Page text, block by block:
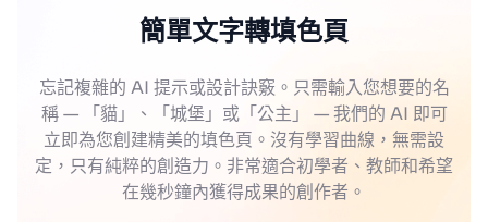
簡單文字轉填色頁
忘記複雜的 AI 提示或設計訣竅。只需輸入您想要的名
稱 — 「貓」、「城堡」或「公主」 — 我們的 AI 即可
立即為您創建精美的填色頁。沒有學習曲線，無需設
定，只有純粹的創造力。非常適合初學者、教師和希望
在幾秒鐘內獲得成果的創作者。